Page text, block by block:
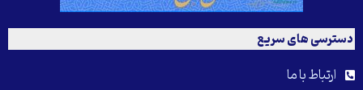
دسترسی های سریع
ارتباط با ما